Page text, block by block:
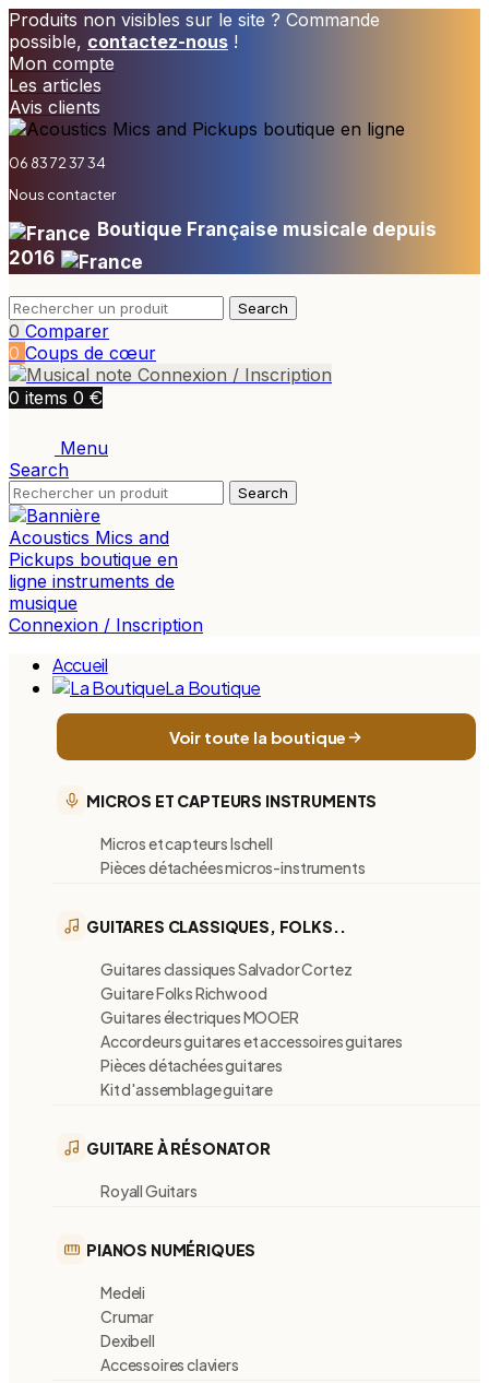
Produits non visibles sur le site ? Commande
possible, contactez-nous !
Mon compte
Les articles
Avis clients
06 83 72 37 34
Nous contacter
Boutique Française musicale depuis
2016
Search
0 Comparer
0 Coups de cœur
Connexion / Inscription
0 items 0 €
Menu
Search
Search
Connexion / Inscription
Accueil
La Boutique
Voir toute la boutique
MICROS ET CAPTEURS INSTRUMENTS
Micros et capteurs Ischell
Pièces détachées micros-instruments
GUITARES CLASSIQUES, FOLKS..
Guitares classiques Salvador Cortez
Guitare Folks Richwood
Guitares électriques MOOER
Accordeurs guitares et accessoires guitares
Pièces détachées guitares
Kit d'assemblage guitare
GUITARE À RÉSONATOR
Royall Guitars
PIANOS NUMÉRIQUES
Medeli
Crumar
Dexibell
Accessoires claviers